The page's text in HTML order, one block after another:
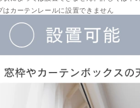
はカーテンレールに設置できません